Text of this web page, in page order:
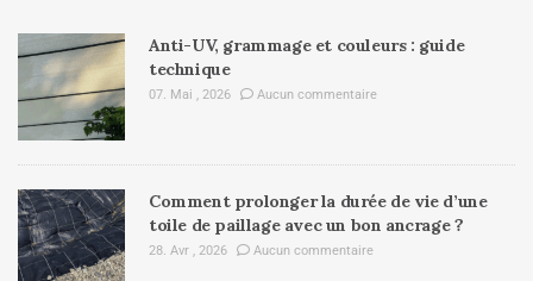
Anti-UV, grammage et couleurs : guide
technique
07. Mai , 2026 Aucun commentaire
Comment prolonger la durée de vie d’une
toile de paillage avec un bon ancrage ?
28. Avr , 2026 Aucun commentaire